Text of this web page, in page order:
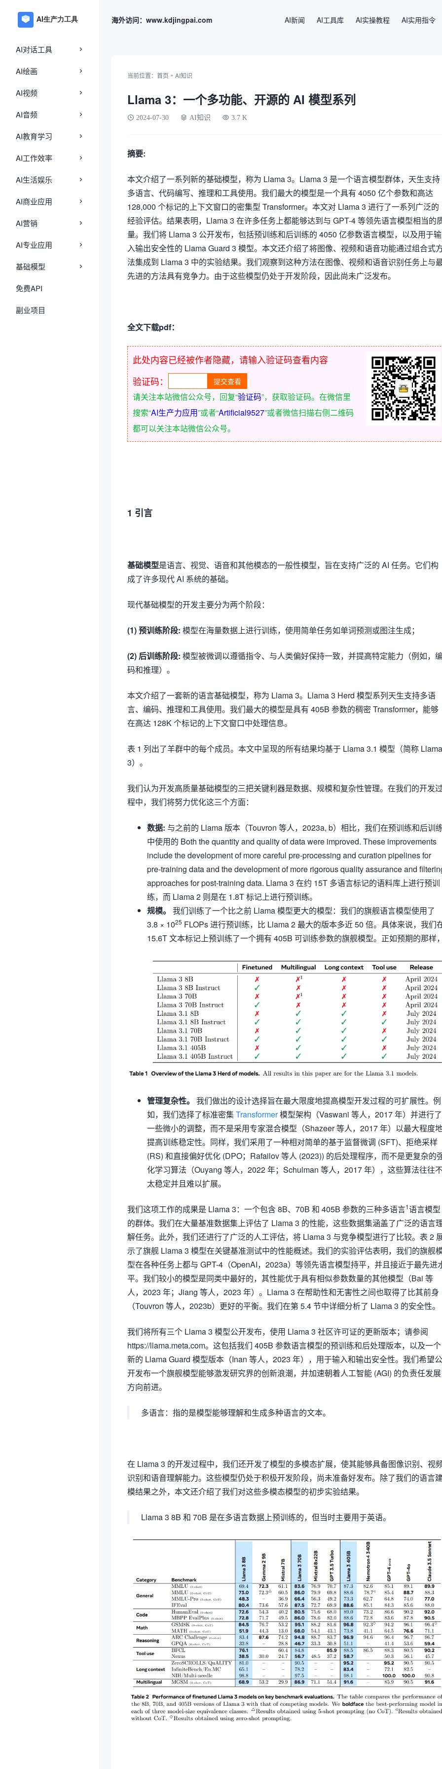
AI对话工具
AI绘画
AI视频
AI音频
AI教育学习
AI工作效率
AI生活娱乐
AI商业应用
AI营销
AI专业应用
基础模型
免费API
副业项目
海外访问：www.kdjingpai.com AI新闻 AI工具库 AI实操教程 AI实用指令
当前位置： 首页 » AI知识
Llama 3：一个多功能、开源的 AI 模型系列
2024-07-30 AI知识 3.7 K
摘要:
本文介绍了一系列新的基础模型，称为 Llama 3。Llama 3 是一个语言模型群体，天生支持
多语言、代码编写、推理和工具使用。我们最大的模型是一个具有 4050 亿个参数和高达
128,000 个标记的上下文窗口的密集型 Transformer。本文对 Llama 3 进行了一系列广泛的
经验评估。结果表明，Llama 3 在许多任务上都能够达到与 GPT-4 等领先语言模型相当的
量。我们将 Llama 3 公开发布，包括预训练和后训练的 4050 亿参数语言模型，以及用于输
入输出安全性的 Llama Guard 3 模型。本文还介绍了将图像、视频和语音功能通过组合式
法集成到 Llama 3 中的实验结果。我们观察到这种方法在图像、视频和语音识别任务上与
先进的方法具有竞争力。由于这些模型仍处于开发阶段，因此尚未广泛发布。
全文下载pdf：
此处内容已经被作者隐藏，请输入验证码查看内容
验证码：
请关注本站微信公众号，回复“验证码”，获取验证码。在微信里
搜索“AI生产力应用”或者“Artificial9527”或者微信扫描右侧二维码
都可以关注本站微信公众号。
1 引言
基础模型是语言、视觉、语音和其他模态的一般性模型，旨在支持广泛的 AI 任务。它们构
成了许多现代 AI 系统的基础。
现代基础模型的开发主要分为两个阶段：
(1) 预训练阶段: 模型在海量数据上进行训练，使用简单任务如单词预测或图注生成；
(2) 后训练阶段: 模型被微调以遵循指令、与人类偏好保持一致，并提高特定能力（例如，
码和推理）。
本文介绍了一套新的语言基础模型，称为 Llama 3。Llama 3 Herd 模型系列天生支持多语
言、编码、推理和工具使用。我们最大的模型是具有 405B 参数的稠密 Transformer，能够
在高达 128K 个标记的上下文窗口中处理信息。
表 1 列出了羊群中的每个成员。本文中呈现的所有结果均基于 Llama 3.1 模型（简称 Llama
3）。
我们认为开发高质量基础模型的三把关键利器是数据、规模和复杂性管理。在我们的开发
程中，我们将努力优化这三个方面：
数据: 与之前的 Llama 版本（Touvron 等人，2023a, b）相比，我们在预训练和后训
中使用的 Both the quantity and quality of data were improved. These improvements
include the development of more careful pre-processing and curation pipelines for
pre-training data and the development of more rigorous quality assurance and
approaches for post-training data. Llama 3 在约 15T 多语言标记的语料库上进行预训
练，而 Llama 2 则是在 1.8T 标记上进行预训练。
规模。 我们训练了一个比之前 Llama 模型更大的模型：我们的旗舰语言模型使用了
3.8 × 1025 FLOPs 进行预训练，比 Llama 2 最大的版本多近 50 倍。具体来说，我们
15.6T 文本标记上预训练了一个拥有 405B 可训练参数的旗舰模型。正如预期的那样
管理复杂性。 我们做出的设计选择旨在最大限度地提高模型开发过程的可扩展性。例
如，我们选择了标准密集Transformer模型架构（Vaswani 等人，2017 年）并进行了
一些微小的调整，而不是采用专家混合模型（Shazeer 等人，2017 年）以最大程度
提高训练稳定性。同样，我们采用了一种相对简单的基于监督微调 (SFT)、拒绝采样
(RS) 和直接偏好优化 (DPO；Rafailov 等人 (2023)) 的后处理程序，而不是更复杂的
化学习算法（Ouyang 等人，2022 年；Schulman 等人，2017 年），这些算法往往
太稳定并且难以扩展。
我们这项工作的成果是 Llama 3：一个包含 8B、70B 和 405B 参数的三种多语言1语言模型
的群体。我们在大量基准数据集上评估了 Llama 3 的性能，这些数据集涵盖了广泛的语言
解任务。此外，我们还进行了广泛的人工评估，将 Llama 3 与竞争模型进行了比较。表 2
示了旗舰 Llama 3 模型在关键基准测试中的性能概述。我们的实验评估表明，我们的旗舰
型在各种任务上都与 GPT-4（OpenAI，2023a）等领先语言模型持平，并且接近于最先进
平。我们较小的模型是同类中最好的，其性能优于具有相似参数数量的其他模型（Bai 等
人，2023 年；Jiang 等人，2023 年）。Llama 3 在帮助性和无害性之间也取得了比其前身
（Touvron 等人，2023b）更好的平衡。我们在第 5.4 节中详细分析了 Llama 3 的安全性。
我们将所有三个 Llama 3 模型公开发布，使用 Llama 3 社区许可证的更新版本；请参阅
https://llama.meta.com。这包括我们 405B 参数语言模型的预训练和后处理版本，以及一个
新的 Llama Guard 模型版本（Inan 等人，2023 年），用于输入和输出安全性。我们希望公
开发布一个旗舰模型能够激发研究界的创新浪潮，并加速朝着人工智能 (AGI) 的负责任发展
方向前进。
多语言：指的是模型能够理解和生成多种语言的文本。
在 Llama 3 的开发过程中，我们还开发了模型的多模态扩展，使其能够具备图像识别、视
识别和语音理解能力。这些模型仍处于积极开发阶段，尚未准备好发布。除了我们的语言
模结果之外，本文还介绍了我们对这些多模态模型的初步实验结果。
Llama 3 8B 和 70B 是在多语言数据上预训练的，但当时主要用于英语。